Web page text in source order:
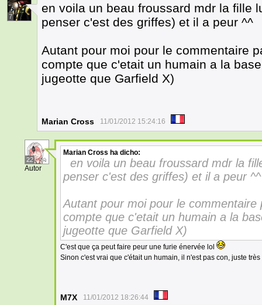
7
en voila un beau froussard mdr la fille
penser c'est des griffes) et il a peur ^^
Autant pour moi pour le commentaire
compte que c'etait un humain a la
jugeotte que Garfield X)
Marian Cross 11/01/2012 15:24:16
22
Autor
Marian Cross ha dicho:
en voila un beau froussard mdr la
penser c'est des griffes) et il a peur ^^
Autant pour moi pour le
compte que c'etait un humain a la
jugeotte que Garfield X)
C'est que ça peut faire peur une furie énervée lol
Sinon c'est vrai que c'était un humain, il n'est pas con, juste
M7X 11/01/2012 18:26:44